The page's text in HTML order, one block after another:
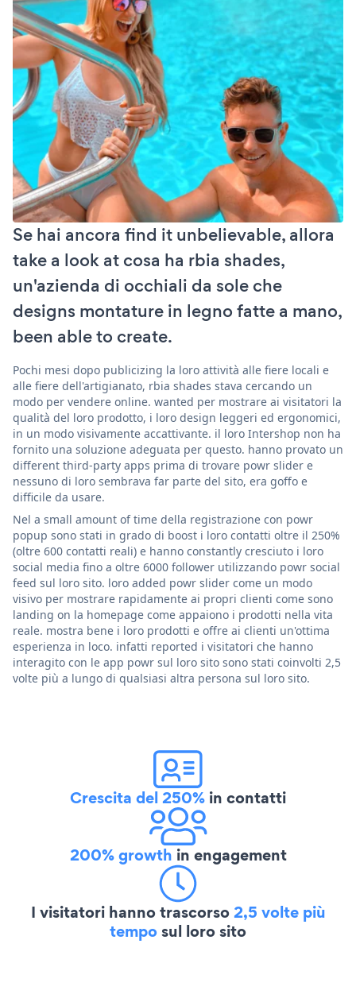
Se hai ancora find it unbelievable, allora
take a look at cosa ha rbia shades,
un'azienda di occhiali da sole che
designs montature in legno fatte a mano,
been able to create.
Pochi mesi dopo publicizing la loro attività alle fiere locali e
alle fiere dell'artigianato, rbia shades stava cercando un
modo per vendere online. wanted per mostrare ai visitatori la
qualità del loro prodotto, i loro design leggeri ed ergonomici,
in un modo visivamente accattivante. il loro Intershop non ha
fornito una soluzione adeguata per questo. hanno provato un
different third-party apps prima di trovare powr slider e
nessuno di loro sembrava far parte del sito, era goffo e
difficile da usare.
Nel a small amount of time della registrazione con powr
popup sono stati in grado di boost i loro contatti oltre il 250%
(oltre 600 contatti reali) e hanno constantly cresciuto i loro
social media fino a oltre 6000 follower utilizzando powr social
feed sul loro sito. loro added powr slider come un modo
visivo per mostrare rapidamente ai propri clienti come sono
landing on la homepage come appaiono i prodotti nella vita
reale. mostra bene i loro prodotti e offre ai clienti un'ottima
esperienza in loco. infatti reported i visitatori che hanno
interagito con le app powr sul loro sito sono stati coinvolti 2,5
volte più a lungo di qualsiasi altra persona sul loro sito.
Crescita del 250% in contatti
200% growth in engagement
I visitatori hanno trascorso2,5 volte più
temposul loro sito